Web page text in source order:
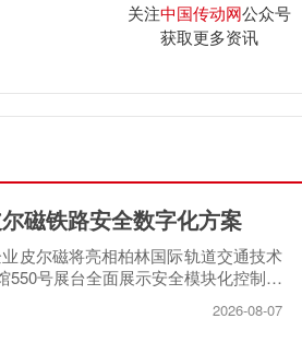
关注中国传动网公众号
获取更多资讯
磁铁路安全数字化方案
皮尔磁将亮相柏林国际轨道交通技术
550号展台全面展示安全模块化控制方
2026-08-07